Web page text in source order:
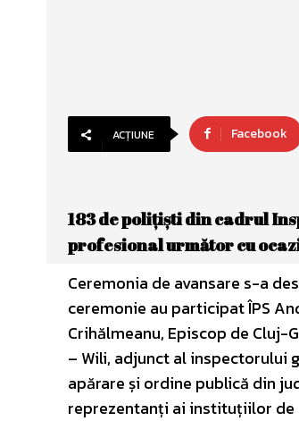
ACȚIUNE Facebook
183 de polițiști din cadrul
profesional următor cu
Ceremonia de avansare s-a
ceremonie au participat ÎPS
Crihălmeanu, Episcop de
– Wili, adjunct al inspectorului
apărare și ordine publică din
reprezentanți ai instituțiilor de